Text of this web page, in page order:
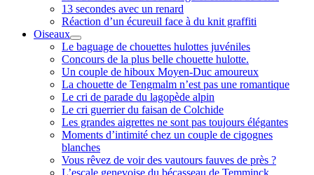
13 secondes avec un renard
Réaction d’un écureuil face à du knit graffiti
Oiseaux
ouvrir
menu
Le baguage de chouettes hulottes juvéniles
Concours de la plus belle chouette hulotte.
Un couple de hiboux Moyen-Duc amoureux
La chouette de Tengmalm n’est pas une romantique
Le cri de parade du lagopède alpin
Le cri guerrier du faisan de Colchide
Les grandes aigrettes ne sont pas toujours élégantes
Moments d’intimité chez un couple de cigognes
blanches
Vous rêvez de voir des vautours fauves de près ?
L’escale genevoise du bécasseau de Temminck